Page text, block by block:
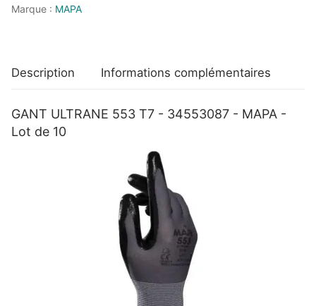
MAPA
de
Marque : MAPA
Description Informations complémentaires
GANT ULTRANE 553 T7 - 34553087 - MAPA -
Lot de 10